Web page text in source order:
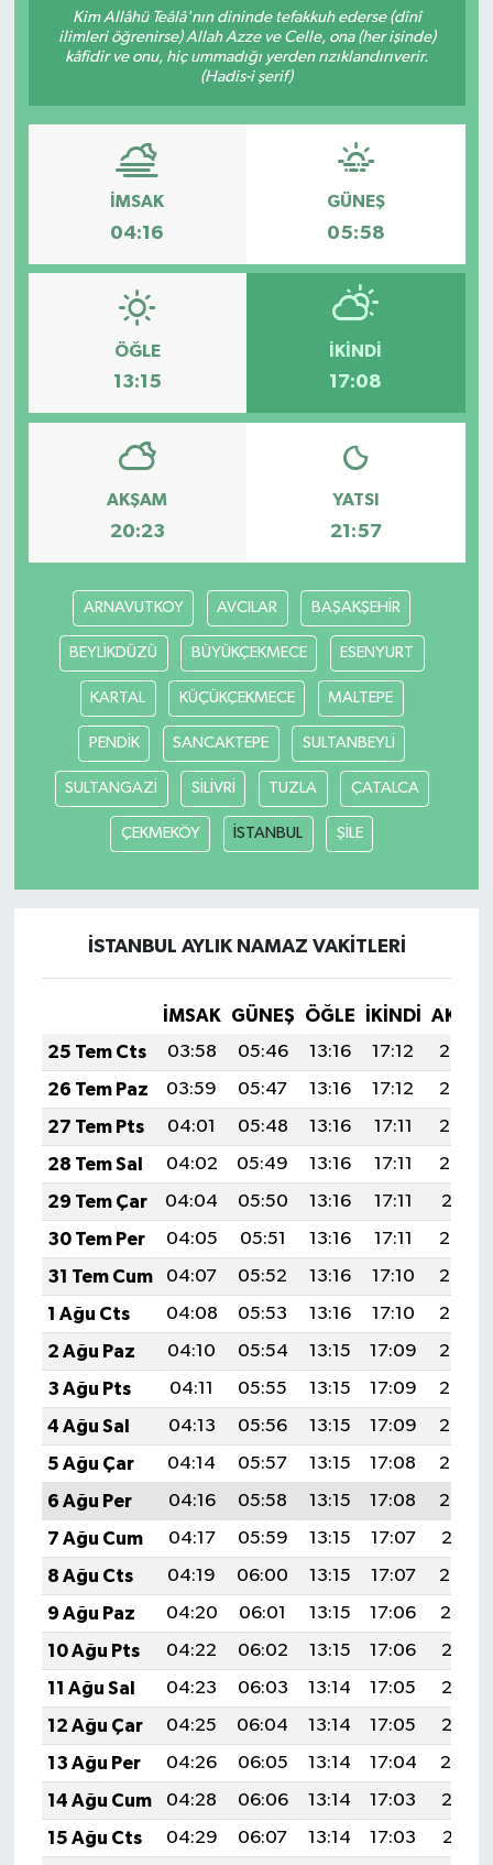
Kim Allâhü Teâlâ'nın dininde tefakkuh ederse (dînî
ilimleri öğrenirse) Allah Azze ve Celle, ona (her işinde)
kâfidir ve onu, hiç ummadığı yerden rızıklandırıverir.
(Hadis-i şerif)
İMSAK
04:16
GÜNEŞ
05:58
ÖĞLE
13:15
İKINDI
17:08
AKŞAM
20:23
YATSI
21:57
ARNAVUTKOY AVCILAR BAŞAKŞEHİR
BEYLİKDÜZÜ BÜYÜKÇEKMECE ESENYURT
KARTAL KÜÇÜKÇEKMECE MALTEPE
PENDİK SANCAKTEPE SULTANBEYLİ
SULTANGAZİ SİLİVRİ TUZLA ÇATALCA
ÇEKMEKÖY İSTANBUL ŞİLE
İSTANBUL AYLIK NAMAZ VAKITLERI
İMSAK GÜNEŞ ÖĞLE İKINDI
25 Tem Cts
03:58 05:46 13:16 17:12
20:35
26 Tem Paz
03:59 05:47 13:16 17:12
20:34
27 Tem Pts
04:01 05:48 13:16 17:11
20:33
28 Tem Sal
04:02 05:49 13:16 17:11
20:32
29 Tem Çar
04:04 05:50 13:16 17:11
20:31
30 Tem Per
04:05 05:51 13:16 17:11
20:30
31 Tem Cum
04:07 05:52 13:16 17:10
20:29
1 Ağu Cts
04:08 05:53 13:16 17:10
20:28
2 Ağu Paz
04:10 05:54 13:15 17:09
20:27
3 Ağu Pts
04:11 05:55 13:15 17:09
20:26
4 Ağu Sal
04:13 05:56 13:15 17:09
20:25
5 Ağu Çar
04:14 05:57 13:15 17:08
20:24
6 Ağu Per
04:16 05:58 13:15 17:08
20:23
7 Ağu Cum
04:17 05:59 13:15 17:07
20:21
8 Ağu Cts
04:19 06:00 13:15 17:07
20:20
9 Ağu Paz
04:20 06:01 13:15 17:06
20:19
10 Ağu Pts
04:22 06:02 13:15 17:06
20:18
11 Ağu Sal
04:23 06:03 13:14 17:05
20:16
12 Ağu Çar
04:25 06:04 13:14 17:05
20:15
13 Ağu Per
04:26 06:05 13:14 17:04
20:14
14 Ağu Cum
04:28 06:06 13:14 17:03
20:12
15 Ağu Cts
04:29 06:07 13:14 17:03
20:11
Resmi İlanlar